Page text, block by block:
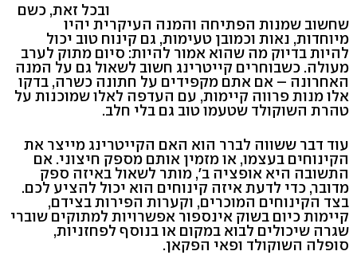
ובכל זאת, כשם
שחשוב שמנות הפתיחה והמנה העיקרית יהיו
מיוחדות, נאות וכמובן טעימות, גם קינוח טוב יכול
להיות בדיוק מה שהוא אמור להיות: סיום מתוק לערב
מעולה. כשבוחרים קייטרינג חשוב לשאול גם על המנה
האחרונה – אם אתם מקפידים על חתונה כשרה, בדקו
אלו מנות פרווה קיימות, עם העדפה לאלו שמוכנות על
טהרת השוקולד שטעמו טוב גם בלי חלב.
עוד דבר ששווה לברר הוא האם הקייטרינג מייצר את
הקינוחים בעצמו, או מזמין אותם מספק חיצוני. אם
התשובה היא אופציה ב', מותר לשאול באיזה ספק
מדובר, כדי לדעת איזה קינוחים הוא יכול להציע לכם.
בצד הקינוחים המוכרים, וקערות הפירות בצידם,
קיימות כיום בשוק אינספור אפשרויות למתוקים שוברי
שגרה שיכולים לבוא במקום או בנוסף לפחזניות,
סופלה השוקולד ופאי הפקאן.